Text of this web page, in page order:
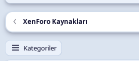
XenForo Kaynakları
Kategoriler